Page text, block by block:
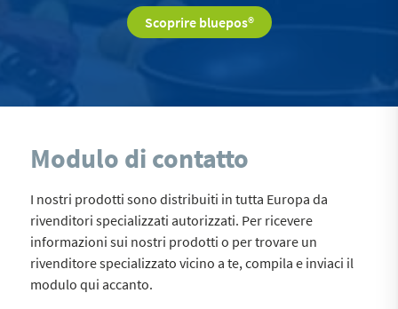
Scoprire bluepos®
Modulo di contatto
I nostri prodotti sono distribuiti in tutta Europa da
rivenditori specializzati autorizzati. Per ricevere
informazioni sui nostri prodotti o per trovare un
rivenditore specializzato vicino a te, compila e inviaci il
modulo qui accanto.